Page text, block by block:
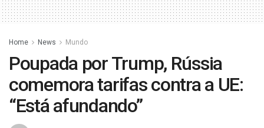
Home News Mundo
Poupada por Trump, Rússia
comemora tarifas contra a UE:
“Está afundando”